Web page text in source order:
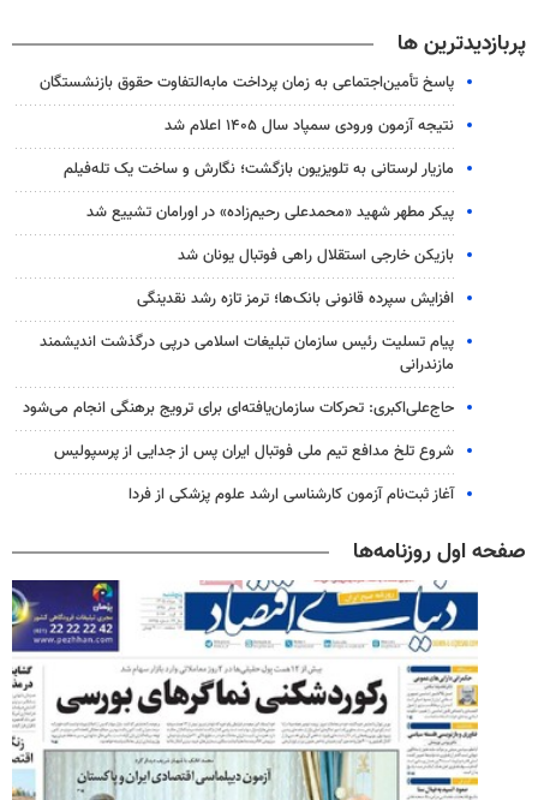
پربازدیدترین ها
پاسخ تأمین‌اجتماعی به زمان پرداخت مابه‌التفاوت حقوق بازنشستگان
نتیجه آزمون ورودی سمپاد سال ۱۴۰۵ اعلام شد
مازیار لرستانی به تلویزیون بازگشت؛ نگارش و ساخت یک تله‌فیلم
پیکر مطهر شهید «محمدعلی رحیم‌زاده» در اورامان تشییع شد
بازیکن خارجی استقلال راهی فوتبال یونان شد
افزایش سپرده قانونی بانک‌ها؛ ترمز تازه رشد نقدینگی
پیام تسلیت رئیس سازمان تبلیغات اسلامی درپی درگذشت اندیشمند
مازندرانی
حاج‌علی‌اکبری: تحرکات سازمان‌یافته‌ای برای ترویج برهنگی انجام می‌شود
شروع تلخ مدافع تیم ملی فوتبال ایران پس از جدایی از پرسپولیس
آغاز ثبت‌نام‌ آزمون کارشناسی ارشد علوم پزشکی از فردا
صفحه اول روزنامه‌ها